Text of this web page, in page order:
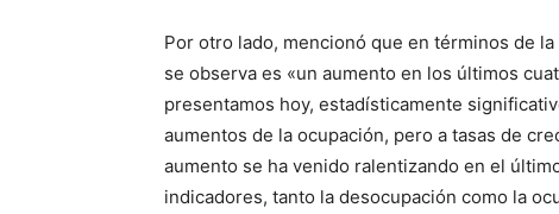
Por otro lado, mencionó que en términos de
se observa es «un aumento en los últimos
presentamos hoy, estadísticamente
aumentos de la ocupación, pero a tasas de
aumento se ha venido ralentizando en el
indicadores, tanto la desocupación como la